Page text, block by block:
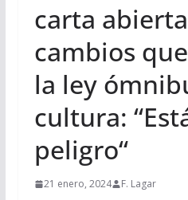
carta
cambios
la ley
cultura:
peligro“
21 enero, 2024 F. Lagar